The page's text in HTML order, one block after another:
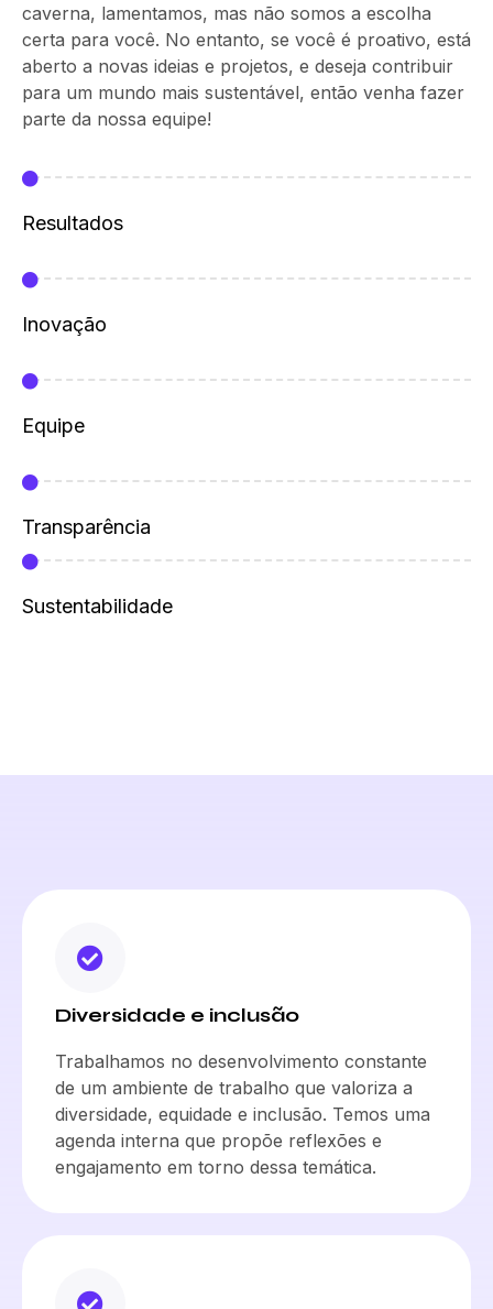
caverna, lamentamos, mas não somos a escolha
certa para você. No entanto, se você é proativo, está
aberto a novas ideias e projetos, e deseja contribuir
para um mundo mais sustentável, então venha fazer
parte da nossa equipe!
Resultados
Inovação
Equipe
Transparência
Sustentabilidade
Diversidade e inclusão
Trabalhamos no desenvolvimento constante
de um ambiente de trabalho que valoriza a
diversidade, equidade e inclusão. Temos uma
agenda interna que propõe reflexões e
engajamento em torno dessa temática.